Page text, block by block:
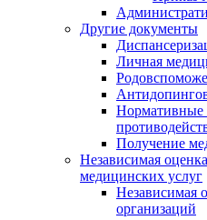
Другие документы
Личная
Нормативные
Получение
Независимая
медицинских услуг
Независимая
организаций